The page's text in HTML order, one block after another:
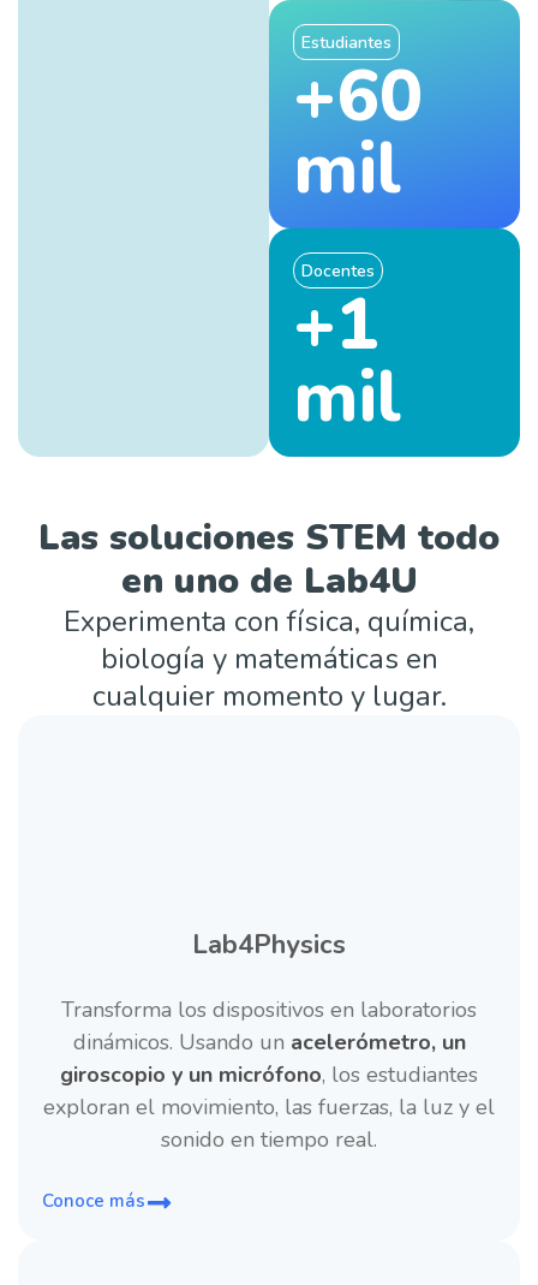
Estudiantes
+60
mil
Docentes
+1
mil
Las soluciones STEM todo
en uno de Lab4U
Experimenta con física, química,
biología y matemáticas en
cualquier momento y lugar.
Lab4Physics
Transforma los dispositivos en laboratorios
dinámicos. Usando un acelerómetro, un
giroscopio y un micrófono, los estudiantes
exploran el movimiento, las fuerzas, la luz y el
sonido en tiempo real.
Conoce más